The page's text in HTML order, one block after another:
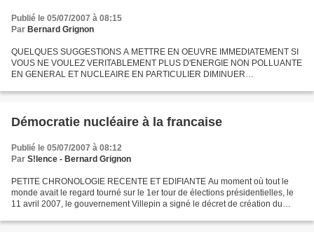
Publié le 05/07/2007 à 08:15
Par Bernard Grignon
QUELQUES SUGGESTIONS A METTRE EN OEUVRE IMMEDIATEMENT SI
VOUS NE VOULEZ VERITABLEMENT PLUS D'ENERGIE NON POLLUANTE
EN GENERAL ET NUCLEAIRE EN PARTICULIER DIMINUER
minimum et exclusivement en basse...
Démocratie nucléaire à la francaise
Publié le 05/07/2007 à 08:12
Par S!lence - Bernard Grignon
PETITE CHRONOLOGIE RECENTE ET EDIFIANTE Au moment où tout le
monde avait le regard tourné sur le 1er tour de élections présidentielles, le
11 avril 2007, le gouvernement Villepin a signé le décret de création du